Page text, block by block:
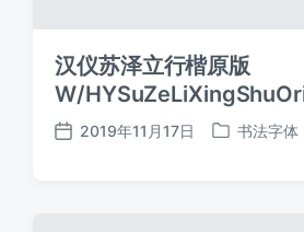
汉仪苏泽立行楷原版
W/
发
2019年11月17日
发
书法字体